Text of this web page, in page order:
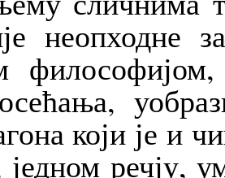
неопходне
који је и
речју,